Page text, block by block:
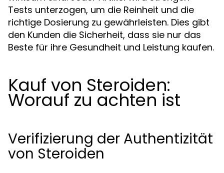
Tests unterzogen, um die Reinheit und die
richtige Dosierung zu gewährleisten. Dies gibt
den Kunden die Sicherheit, dass sie nur das
Beste für ihre Gesundheit und Leistung kaufen.
Kauf von Steroiden:
Worauf zu achten ist
Verifizierung der Authentizität
von Steroiden